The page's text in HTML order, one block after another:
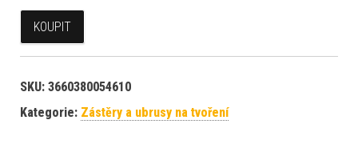
KOUPIT
SKU: 3660380054610
Kategorie: Zástěry a ubrusy na tvoření